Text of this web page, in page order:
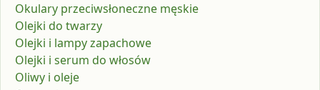
Okulary przeciwsłoneczne męskie
Olejki do twarzy
Olejki i lampy zapachowe
Olejki i serum do włosów
Oliwy i oleje